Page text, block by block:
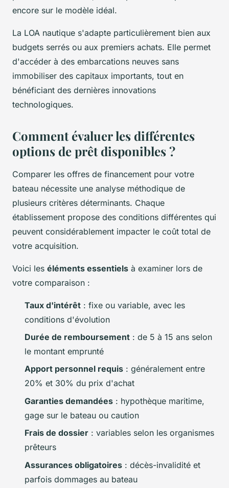
encore sur le modèle idéal.
La LOA nautique s'adapte particulièrement bien aux
budgets serrés ou aux premiers achats. Elle permet
d'accéder à des embarcations neuves sans
immobiliser des capitaux importants, tout en
bénéficiant des dernières innovations
technologiques.
Comment évaluer les différentes
options de prêt disponibles ?
Comparer les offres de financement pour votre
bateau nécessite une analyse méthodique de
plusieurs critères déterminants. Chaque
établissement propose des conditions différentes qui
peuvent considérablement impacter le coût total de
votre acquisition.
Voici les éléments essentiels à examiner lors de
votre comparaison :
Taux d'intérêt : fixe ou variable, avec les
conditions d'évolution
Durée de remboursement : de 5 à 15 ans selon
le montant emprunté
Apport personnel requis : généralement entre
20% et 30% du prix d'achat
Garanties demandées : hypothèque maritime,
gage sur le bateau ou caution
Frais de dossier : variables selon les organismes
prêteurs
Assurances obligatoires : décès-invalidité et
parfois dommages au bateau